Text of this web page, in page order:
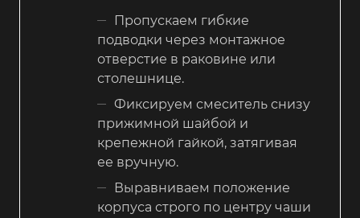
Пропускаем гибкие
подводки через монтажное
отверстие в раковине или
столешнице.
Фиксируем смеситель снизу
прижимной шайбой и
крепежной гайкой, затягивая
ее вручную.
Выравниваем положение
корпуса строго по центру чаши